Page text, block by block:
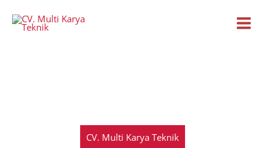
CV. Multi Karya Teknik